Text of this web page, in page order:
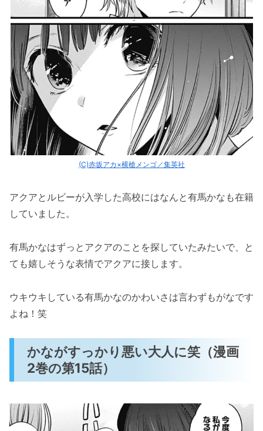
(C)赤坂アカ×横槍メンゴ／集英社
アクアとルビーが入学した高校にはなんと有馬かなも在籍
していました。
有馬かなはずっとアクアのことを探していたみたいで、と
ても嬉しそうな表情でアクアに接します。
ウキウキしている有馬かなのかわいさは言わずもがなです
よね！笑
かながすっかり悪い大人に笑（漫画
2巻の第15話）